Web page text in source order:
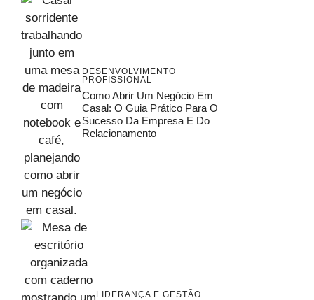
DESENVOLVIMENTO
PROFISSIONAL
Como Abrir Um Negócio Em
Casal: O Guia Prático Para O
Sucesso Da Empresa E Do
Relacionamento
LIDERANÇA E GESTÃO